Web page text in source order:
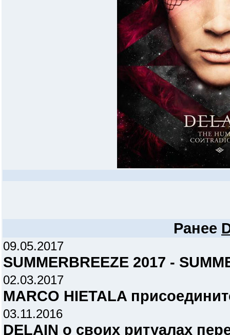
Ранее
09.05.2017
SUMMERBREEZE 2017 -
02.03.2017
MARCO HIETALA
03.11.2016
DELAIN о своих ритуалах